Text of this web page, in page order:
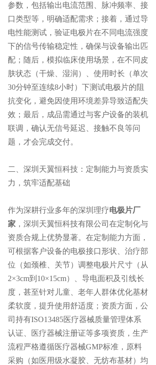
参数，包括输出电流范围、脉冲频率、接
口类型等，明确适配需求；接着，通过导
电性能测试，验证电极片在不同电流强度
下的信号传输稳定性，确保与设备输出匹
配；随后，模拟临床使用场景，在不同皮
肤状态（干燥、湿润）、使用时长（单次
30分钟至连续8小时）下测试电极片的阻
抗变化，避免因使用环境差异导致适配失
效；最后，成品需通过与客户设备的装机
联调，确认无信号延迟、接触不良等问
题，才会完成交付。
二、深圳天翼恒科技：定制能力与资质实
力，筑牢适配基础
作为深耕行业多年的深圳理疗电极片厂
家 ，深圳天翼恒科技有限公司在定制化与
资质合规上优势显著。在定制能力方面，
可根据客户设备的电极接口形状、治疗部
位（如颈椎、关节）调整电极片尺寸（从
2×3cm到10×15cm）、导电面积及引线长
度，甚至针对儿童、老年人群体优化基材
柔软度，提升使用舒适度；资质方面，公
司持有ISO13485医疗器械质量管理体系
认证、医疗器械注册证等多项资质，生产
流程严格遵循医疗器械GMP标准，原料
采购（如医用级水凝胶、无纺布基材）均